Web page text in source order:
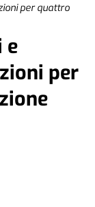
per quattro
e
per